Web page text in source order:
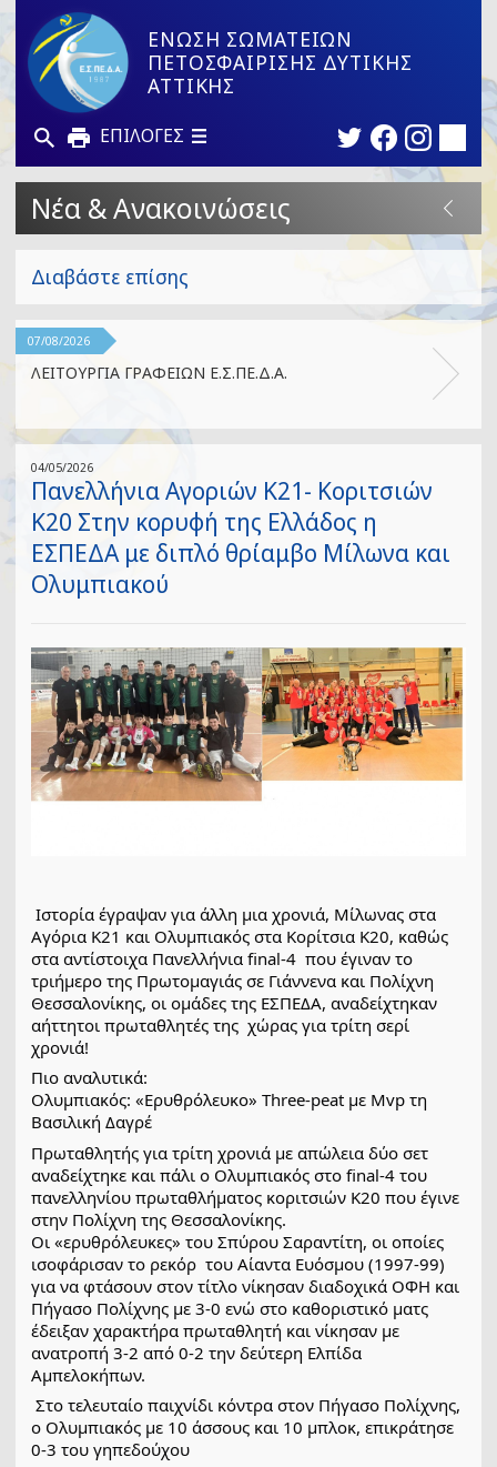
ΕΝΩΣΗ ΣΩΜΑΤΕΙΩΝ
ΠΕΤΟΣΦΑΙΡΙΣΗΣ ΔΥΤΙΚΗΣ
ΑΤΤΙΚΗΣ
ΕΠΙΛΟΓΕΣ
Νέα & Ανακοινώσεις
04/05/2026
Πανελλήνια Αγοριών Κ21- Κοριτσιών
Κ20 Στην κορυφή της Ελλάδος η
ΕΣΠΕΔΑ με διπλό θρίαμβο Μίλωνα και
Ολυμπιακού
Αγόρια Κ21 και Ολυμπιακός στα Κορίτσια Κ20, καθώς
στα αντίστοιχα Πανελλήνια final-4  που έγιναν το
τριήμερο της Πρωτομαγιάς σε Γιάννενα και Πολίχνη
Θεσσαλονίκης, οι ομάδες της ΕΣΠΕΔΑ, αναδείχτηκαν
αήττητοι πρωταθλητές της  χώρας για τρίτη σερί
χρονιά!
Πιο αναλυτικά:
Ολυμπιακός: «Ερυθρόλευκο» Three-peat με Mvp τη
Βασιλική Δαγρέ
Πρωταθλητής για τρίτη χρονιά με απώλεια δύο σετ
αναδείχτηκε και πάλι ο Ολυμπιακός στο final-4 του
πανελληνίου πρωταθλήματος κοριτσιών Κ20 που έγινε
στην Πολίχνη της Θεσσαλονίκης.
Οι «ερυθρόλευκες» του Σπύρου Σαραντίτη, οι οποίες
ισοφάρισαν το ρεκόρ  του Αίαντα Ευόσμου (1997-99)
για να φτάσουν στον τίτλο νίκησαν διαδοχικά ΟΦΗ και
Πήγασο Πολίχνης με 3-0 ενώ στο καθοριστικό ματς
έδειξαν χαρακτήρα πρωταθλητή και νίκησαν με
ανατροπή 3-2 από 0-2 την δεύτερη Ελπίδα
Αμπελοκήπων.
ο Ολυμπιακός με 10 άσσους και 10 μπλοκ, επικράτησε
0-3 του γηπεδούχου
Διαβάστε επίσης
07/08/2026
ΛΕΙΤΟΥΡΓΙΑ ΓΡΑΦΕΙΩΝ Ε.Σ.ΠΕ.Δ.Α.